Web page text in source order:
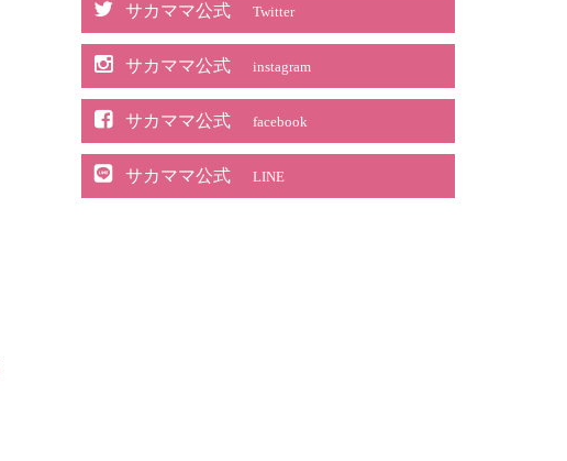
サカママ公式 Twitter
サカママ公式 instagram
サカママ公式 facebook
サカママ公式 LINE